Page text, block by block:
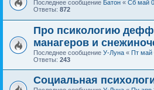
Последнее сообщение Батон « Сб май
Ответы: 872
Про псикологию
манагеров и
Последнее сообщение У-Луна « Пт май
Ответы: 243
Социальная